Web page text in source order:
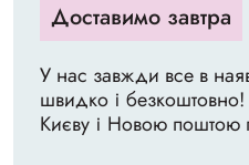
Доставимо завтра
У нас завжди все в
швидко і
Києву і Новою поштою